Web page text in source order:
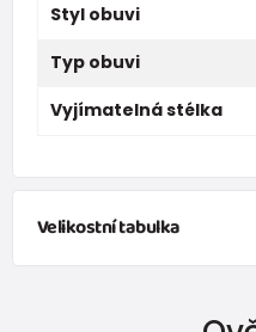
Styl obuvi
Typ obuvi
Vyjímatelná stélka
Velikostní tabulka